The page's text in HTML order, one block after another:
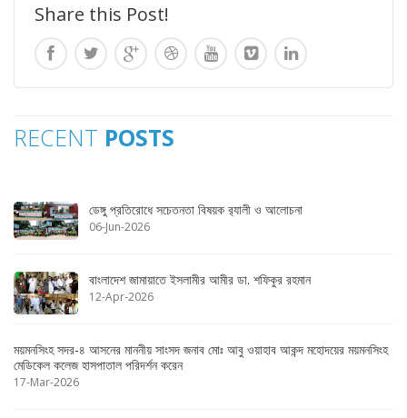
Share this Post!
RECENT POSTS
ডেঙ্গু প্রতিরোধে সচেতনতা বিষয়ক র‌্যালী ও আলোচনা
06-Jun-2026
বাংলাদেশ জামায়াতে ইসলামীর আমীর ডা. শফিকুর রহমান
12-Apr-2026
ময়মনসিংহ সদর-৪ আসনের মাননীয় সাংসদ জনাব মোঃ আবু ওয়াহাব আকন্দ মহোদয়ের ময়মনসিংহ
মেডিকেল কলেজ হাসপাতাল পরিদর্শন করেন
17-Mar-2026